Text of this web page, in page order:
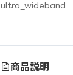
ultra_wideband
商品説明